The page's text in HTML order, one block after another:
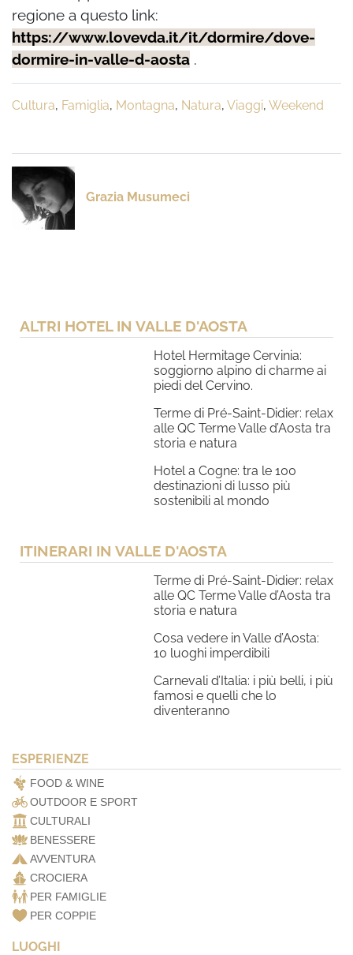
regione a questo link:
https://www.lovevda.it/it/dormire/dove-
dormire-in-valle-d-aosta .
Cultura, Famiglia, Montagna, Natura, Viaggi, Weekend
Grazia Musumeci
ALTRI HOTEL IN VALLE D'AOSTA
Hotel Hermitage Cervinia:
soggiorno alpino di charme ai
piedi del Cervino.
Terme di Pré-Saint-Didier: relax
alle QC Terme Valle d’Aosta tra
storia e natura
Hotel a Cogne: tra le 100
destinazioni di lusso più
sostenibili al mondo
ITINERARI IN VALLE D'AOSTA
Terme di Pré-Saint-Didier: relax
alle QC Terme Valle d’Aosta tra
storia e natura
Cosa vedere in Valle d’Aosta:
10 luoghi imperdibili
Carnevali d’Italia: i più belli, i più
famosi e quelli che lo
diventeranno
ESPERIENZE
FOOD & WINE
OUTDOOR E SPORT
CULTURALI
BENESSERE
AVVENTURA
CROCIERA
PER FAMIGLIE
PER COPPIE
LUOGHI